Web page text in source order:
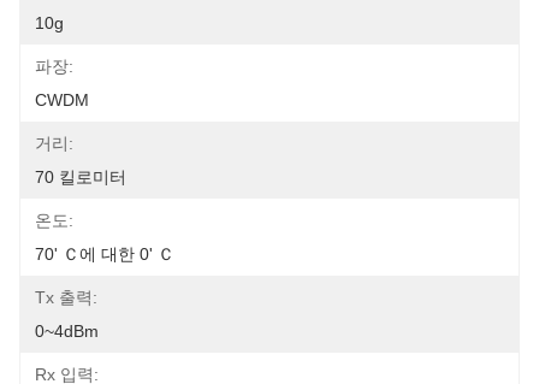
10g
파장:
CWDM
거리:
70 킬로미터
온도:
70' Ｃ에 대한 0' Ｃ
Tx 출력:
0~4dBm
Rx 입력: